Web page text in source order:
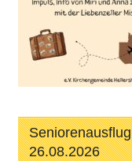
26.08.2026